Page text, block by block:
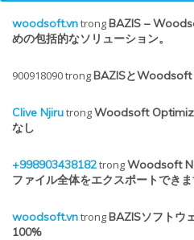
woodsoft.vntrongBAZIS –
めの包括的なソリューション。
900918090trongBAZISとWoodsoft
Clive NjirutrongWoodsoft
なし
+998903438182trongWoodsoft
ファイル全体をエクスポートできま
woodsoft.vntrongBAZISソフトウ
100%